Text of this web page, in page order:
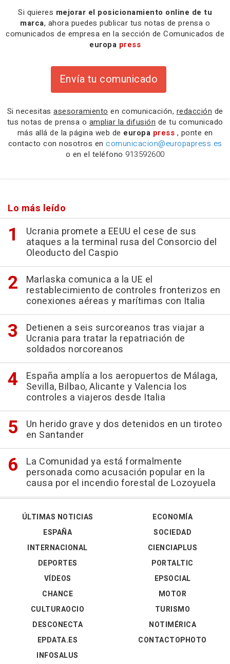
Si quieres mejorar el posicionamiento online de tu
marca, ahora puedes publicar tus notas de prensa o
comunicados de empresa en la sección de Comunicados de
europa press
Envía tu comunicado
Si necesitas asesoramiento en comunicación, redacción de
tus notas de prensa o ampliar la difusión de tu comunicado
más allá de la página web de europa press , ponte en
contacto con nosotros en comunicacion@europapress.es
o en el teléfono 913592600
Lo más leído
Ucrania promete a EEUU el cese de sus
ataques a la terminal rusa del Consorcio del
Oleoducto del Caspio
Marlaska comunica a la UE el
restablecimiento de controles fronterizos en
conexiones aéreas y marítimas con Italia
Detienen a seis surcoreanos tras viajar a
Ucrania para tratar la repatriación de
soldados norcoreanos
España amplía a los aeropuertos de Málaga,
Sevilla, Bilbao, Alicante y Valencia los
controles a viajeros desde Italia
Un herido grave y dos detenidos en un tiroteo
en Santander
La Comunidad ya está formalmente
personada como acusación popular en la
causa por el incendio forestal de Lozoyuela
ÚLTIMAS NOTICIAS
ESPAÑA
INTERNACIONAL
DEPORTES
VÍDEOS
ECONOMÍA
SOCIEDAD
CIENCIAPLUS
PORTALTIC
EPSOCIAL
CHANCE
CULTURAOCIO
DESCONECTA
EPDATA.ES
INFOSALUS
MOTOR
TURISMO
NOTIMÉRICA
CONTACTOPHOTO